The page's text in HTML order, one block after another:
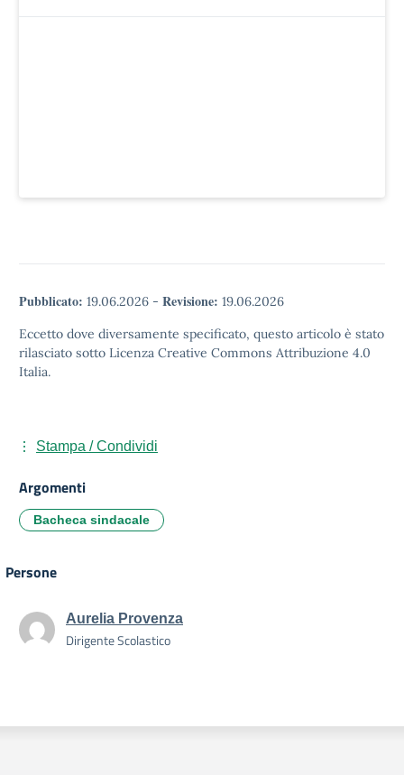
Pubblicato: 19.06.2026 - Revisione: 19.06.2026
Eccetto dove diversamente specificato, questo articolo è stato
rilasciato sotto Licenza Creative Commons Attribuzione 4.0
Italia.
Stampa / Condividi
Argomenti
Bacheca sindacale
Persone
Aurelia Provenza
Dirigente Scolastico